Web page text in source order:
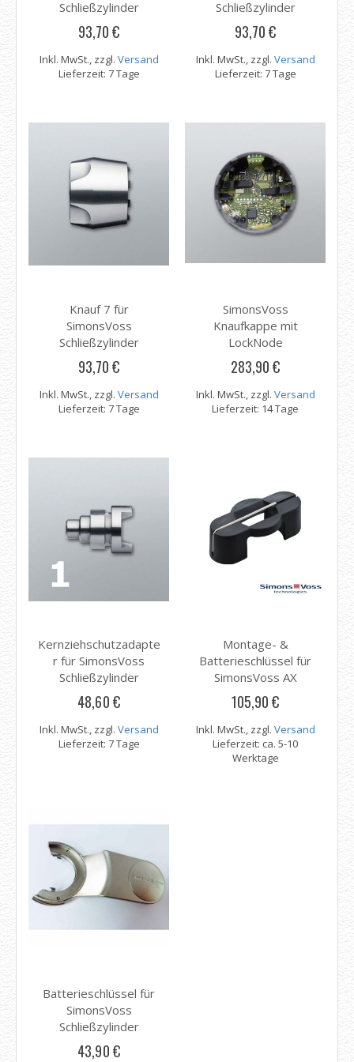
Schließzylinder
93,70 €
Inkl. MwSt., zzgl. Versand
Lieferzeit: 7 Tage
Schließzylinder
93,70 €
Inkl. MwSt., zzgl. Versand
Lieferzeit: 7 Tage
Knauf 7 für
SimonsVoss
Schließzylinder
93,70 €
Inkl. MwSt., zzgl. Versand
Lieferzeit: 7 Tage
SimonsVoss
Knaufkappe mit
LockNode
283,90 €
Inkl. MwSt., zzgl. Versand
Lieferzeit: 14 Tage
Kernziehschutzadapte
r für SimonsVoss
Schließzylinder
48,60 €
Inkl. MwSt., zzgl. Versand
Lieferzeit: 7 Tage
Montage- &
Batterieschlüssel für
SimonsVoss AX
Schließzylinder
105,90 €
Inkl. MwSt., zzgl. Versand
Lieferzeit: ca. 5-10
Werktage
Batterieschlüssel für
SimonsVoss
Schließzylinder
43,90 €